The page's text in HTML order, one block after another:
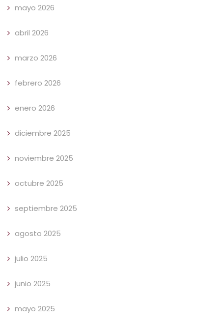
mayo 2026
abril 2026
marzo 2026
febrero 2026
enero 2026
diciembre 2025
noviembre 2025
octubre 2025
septiembre 2025
agosto 2025
julio 2025
junio 2025
mayo 2025